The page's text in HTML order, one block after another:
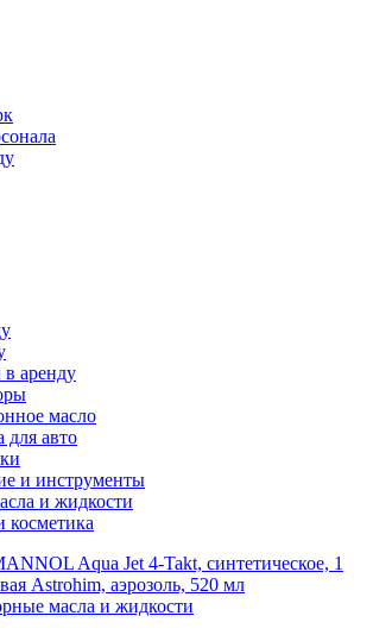
аренду
масло
для авто
и инструменты
и жидкости
косметика
Aqua Jet 4-Takt, синтетическое, 1
Astrohim, аэрозоль, 520 мл
масла и жидкости